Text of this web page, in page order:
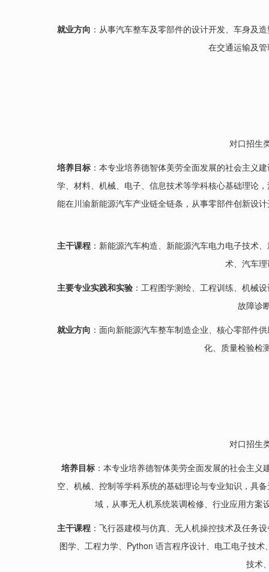
就业方向 ：从事汽车整车及零部件的设计开发、车身及
在交通运输及
对口招生
培养目标 ：本专业培养德智体美劳全面发展的社会主义
学、材料、机械、电子、信息技术等学科核心基础理论
能在川渝新能源汽车产业链全链条，从事零部件创新设
主干课程 ：新能源汽车构造、新能源汽车电力电子技术
术、汽车
主要专业实践和实验 ：工程图学测绘、工程训练、机械
故障诊
就业方向 ：面向新能源汽车整车制造企业、核心零部件
化、质量检验检
对口招生
培养目标 ：本专业培养德智体美劳全面发展的社会主
空、机械、控制等学科系统的基础理论与专业知识，具
域，从事无人机系统装调检修、行业应用方案
主干课程 ：飞行器建模与仿真、无人机操控技术及任务
图学、工程力学、Python 语言程序设计、电工电子技
技术